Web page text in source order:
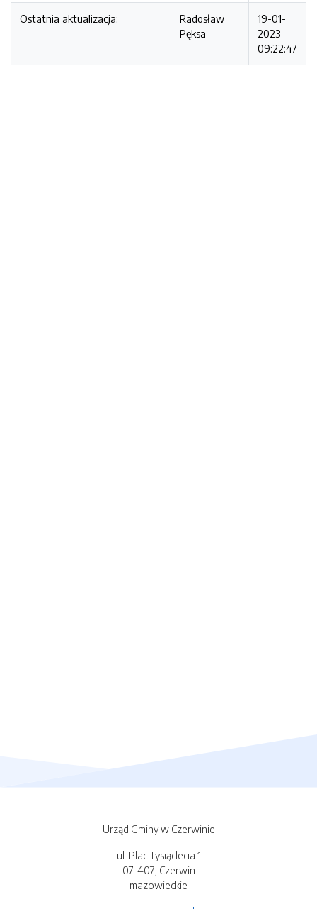
Ostatnia aktualizacja:
Radosław
Pęksa
19-01-
2023
09:22:47
Urząd Gminy w Czerwinie
ul. Plac Tysiąclecia 1
07-407, Czerwin
mazowieckie